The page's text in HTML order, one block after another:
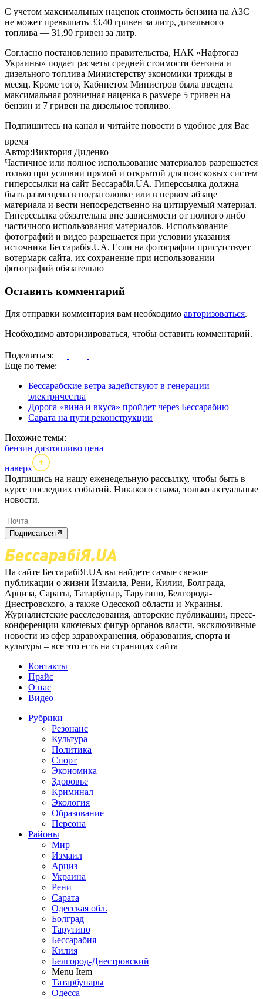
С учетом максимальных наценок стоимость бензина на АЗС
не может превышать 33,40 гривен за литр, дизельного
топлива — 31,90 гривен за литр.
Согласно постановлению правительства, НАК «Нафтогаз
Украины» подает расчеты средней стоимости бензина и
дизельного топлива Министерству экономики трижды в
месяц. Кроме того, Кабинетом Министров была введена
максимальная розничная наценка в размере 5 гривен на
бензин и 7 гривен на дизельное топливо.
Подпишитесь на канал и читайте новости в удобное для Вас
время
Автор:Виктория Диденко
Частичное или полное использование материалов разрешается
только при условии прямой и открытой для поисковых систем
гиперссылки на сайт Бессарабія.UA. Гиперссылка должна
быть размещена в подзаголовке или в первом абзаце
материала и вести непосредственно на цитируемый материал.
Гиперссылка обязательна вне зависимости от полного либо
частичного использования материалов. Использование
фотографий и видео разрешается при условии указания
источника Бессарабія.UA. Если на фотографии присутствует
вотермарк сайта, их сохранение при использовании
фотографий обязательно
Оставить комментарий
Для отправки комментария вам необходимо авторизоваться.
Необходимо авторизироваться, чтобы оставить комментарий.
Поделиться:
Еще по теме:
Бессарабские ветра задействуют в генерации
электричества
Дорога «вина и вкуса» пройдет через Бессарабию
Сарата на пути реконструкции
Похожие темы:
бензин дизтопливо цена
наверх
Подпишись на нашу еженедельную рассылку, чтобы быть в
курсе последних событий. Никакого спама, только актуальные
новости.
Подписаться
На сайте БессарабіЯ.UA вы найдете самые свежие
публикации о жизни Измаила, Рени, Килии, Болграда,
Арциза, Сараты, Татарбунар, Тарутино, Белгорода-
Днестровского, а также Одесской области и Украины.
Журналистские расследования, авторские публикации, пресс-
конференции ключевых фигур органов власти, эксклюзивные
новости из сфер здравохранения, образования, спорта и
культуры – все это есть на страницах сайта
Контакты
Прайс
О нас
Видео
Рубрики
Резонанс
Культура
Политика
Спорт
Экономика
Здоровье
Криминал
Экология
Образование
Персона
Районы
Мир
Измаил
Арциз
Украина
Рени
Сарата
Одесская обл.
Болград
Тарутино
Бессарабия
Килия
Белгород-Днестровский
Menu Item
Татарбунары
Одесса